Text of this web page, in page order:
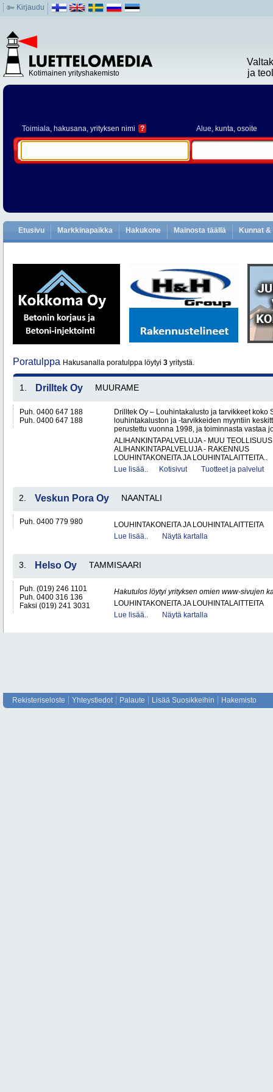
Kirjaudu
Kotimainen yrityshakemisto
ja
Toimiala, hakusana, yrityksen nimi ? Alue, kunta, osoite
Etusivu Markkinapaikka Hakukone Mainosta täällä Kunnat
Poratulppa Hakusanalla poratulppa löytyi 3 yritystä.
1. Drilltek Oy MUURAME
Puh. 0400 647 188
Puh. 0400 647 188
Drilltek Oy – Louhintakalusto ja tarvikkeet koko
louhintakaluston ja -tarvikkeiden myyntiin
perustettu vuonna 1998, ja toiminnasta vastaa
ALIHANKINTAPALVELUJA - MUU TEOLLISUUS
ALIHANKINTAPALVELUJA - RAKENNUS
LOUHINTAKONEITA JA LOUHINTALAITTEITA..
Lue lisää..
Kotisivut Tuotteet ja palvelut
2. Veskun Pora Oy NAANTALI
Puh. 0400 779 980
LOUHINTAKONEITA JA LOUHINTALAITTEITA
Lue lisää..
Näytä kartalla
3. Helso Oy TAMMISAARI
Puh. (019) 246 1101
Puh. 0400 316 136
Faksi (019) 241 3031
Hakutulos löytyi yrityksen omien www-sivujen
LOUHINTAKONEITA JA LOUHINTALAITTEITA
Lue lisää..
Näytä kartalla
Rekisteriseloste Yhteystiedot Palaute Lisää Suosikkeihin Hakemisto